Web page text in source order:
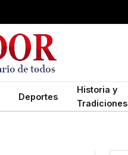
Deportes
Historia y
Tradiciones